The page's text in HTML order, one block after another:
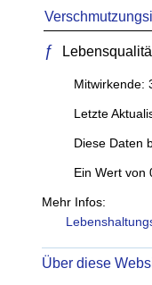
ƒ
Mitwirkende:
Letzte
Diese Daten
Ein Wert von
Mehr Infos:
Über diese